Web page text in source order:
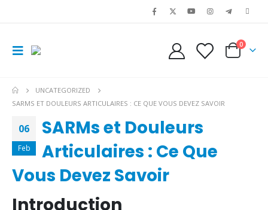
0
UNCATEGORIZED
SARMS ET DOULEURS ARTICULAIRES : CE QUE VOUS DEVEZ SAVOIR
06
Feb
SARMs et Douleurs
Articulaires : Ce Que
Vous Devez Savoir
Introduction